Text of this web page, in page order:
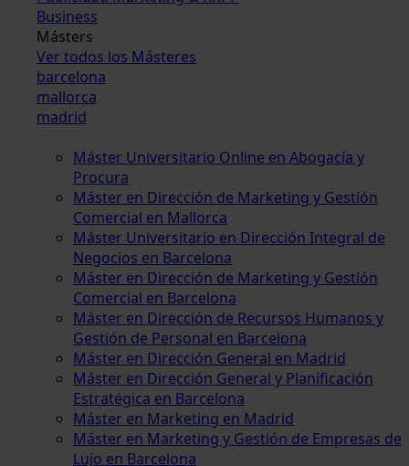
Business
Másters
Ver todos los Másteres
barcelona
mallorca
madrid
Máster Universitario Online en Abogacía y
Procura
Máster en Dirección de Marketing y Gestión
Comercial en Mallorca
Máster Universitario en Dirección Integral de
Negocios en Barcelona
Máster en Dirección de Marketing y Gestión
Comercial en Barcelona
Máster en Dirección de Recursos Humanos y
Gestión de Personal en Barcelona
Máster en Dirección General en Madrid
Máster en Dirección General y Planificación
Estratégica en Barcelona
Máster en Marketing en Madrid
Máster en Marketing y Gestión de Empresas de
Lujo en Barcelona